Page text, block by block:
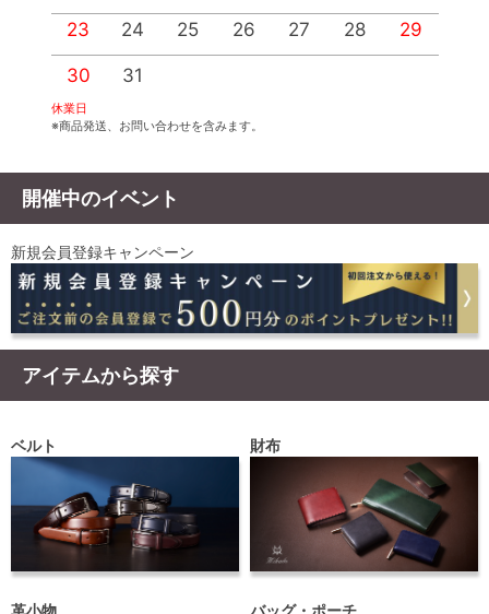
23
24 25 26 27 28 29
30 31
休業日
※商品発送、お問い合わせを含みます。
開催中のイベント
新規会員登録キャンペーン
アイテムから探す
ベルト 財布
革小物 バッグ・ポーチ